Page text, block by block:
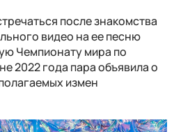
после знакомства
видео на ее песню
Чемпионату мира по
2022 года пара объявила о
измен